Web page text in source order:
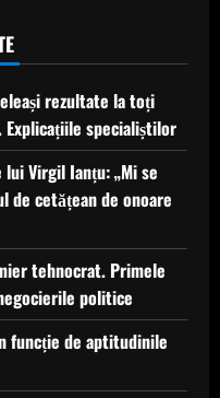
rezultate la toți
specialiștilor
Virgil Ianțu: „Mi se
de cetățean de onoare
tehnocrat. Primele
politice
funcție de aptitudinile